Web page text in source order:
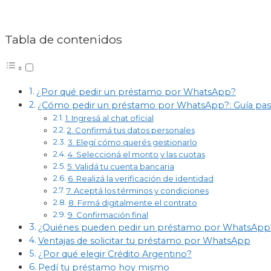
Tabla de contenidos
¿Por qué pedir un préstamo por WhatsApp?
¿Cómo pedir un préstamo por WhatsApp?: Guía
1. Ingresá al chat oficial
2. Confirmá tus datos personales
3. Elegí cómo querés gestionarlo
4. Seleccioná el monto y las cuotas
5. Validá tu cuenta bancaria
6. Realizá la verificación de identidad
7. Aceptá los términos y condiciones
8. Firmá digitalmente el contrato
9. Confirmación final
¿Quiénes pueden pedir un préstamo por
Ventajas de solicitar tu préstamo por WhatsApp
¿Por qué elegir Crédito Argentino?
Pedí tu préstamo hoy mismo